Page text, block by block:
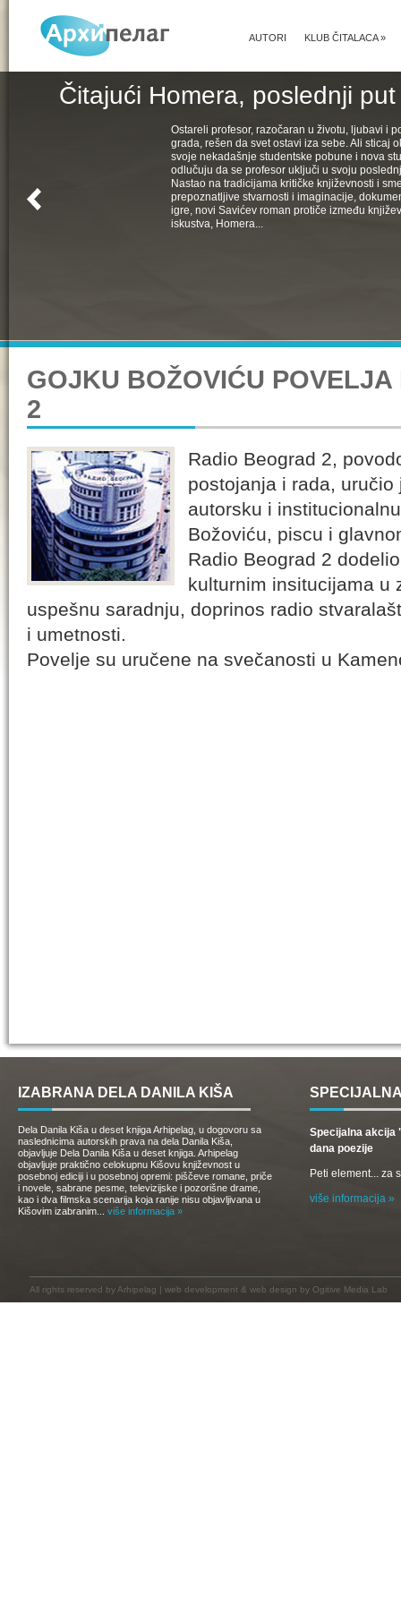
KLUB ČITALACA»
AUTORI
Čitajući Homera, poslednji put
Ostareli profesor, razočaran u životu, ljubavi i
grada, rešen da svet ostavi iza sebe. Ali sticaj
svoje nekadašnje studentske pobune i nova
odlučuju da se profesor uključi u svoju
Nastao na tradicijama kritičke književnosti i
prepoznatljive stvarnosti i imaginacije,
igre, novi Savićev roman protiče između
iskustva, Homera...
GOJKU BOŽOVIĆU
2
Radio Beograd 2,
postojanja i rada,
autorsku i
Božoviću, piscu i
Radio Beograd 2
kulturnim insitucijama u
uspešnu saradnju, doprinos radio
i umetnosti.
Povelje su uručene na svečanosti u
IZABRANA DELA DANILA KIŠA
Dela Danila Kiša u deset knjiga Arhipelag, u dogovoru sa
naslednicima autorskih prava na dela Danila Kiša,
objavljuje Dela Danila Kiša u deset knjiga. Arhipelag
objavljuje praktično celokupnu Kišovu književnost u
posebnoj ediciji i u posebnoj opremi: piščeve romane, priče
i novele, sabrane pesme, televizijske i pozorišne drame,
kao i dva filmska scenarija koja ranije nisu objavljivana u
Kišovim izabranim... više informacija »
Specijalna akcija
dana poezije
Peti element... za
više informacija »
All rights reserved by Arhipelag | web development & web design by Ogitive Media Lab